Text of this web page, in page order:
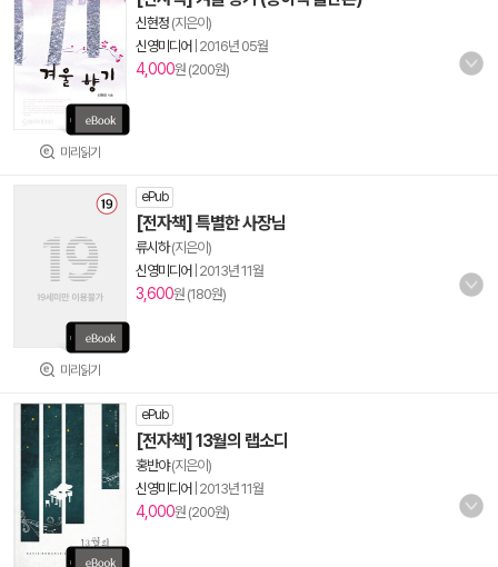
미리읽기
신현정 (지은이)
신영미디어 2016년 05월
4,000원 (200원)
미리읽기
ePub
[전자책] 특별한 사장님
류시하(지은이)
신영미디어 2013년 11월
3,600원 (180원)
ePub
[전자책] 13월의 랩소디
홍반야(지은이)
신영미디어 2013년 11월
4,000원 (200원)